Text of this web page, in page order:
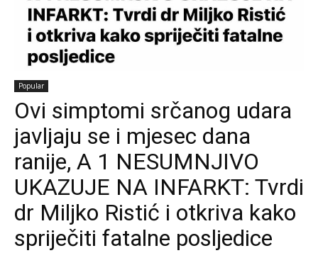
Popular
Ovi simptomi srčanog udara
javljaju se i mjesec dana
ranije, A 1 NESUMNJIVO
UKAZUJE NA INFARKT: Tvrdi
dr Miljko Ristić i otkriva kako
spriječiti fatalne posljedice